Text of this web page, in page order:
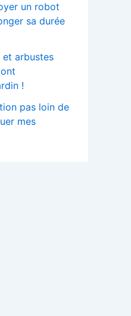
un robot
sa durée
et arbustes
!
pas loin de
mes